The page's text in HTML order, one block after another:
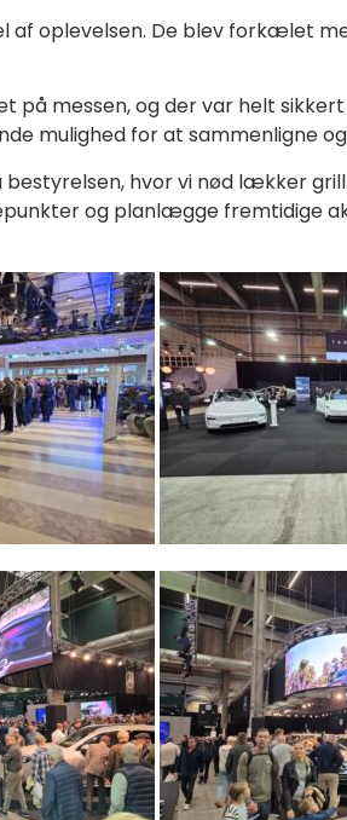
af oplevelsen. De blev forkælet
messen, og der var helt
mulighed for at sammenligne
hvor vi nød lækker
og planlægge fremtidige